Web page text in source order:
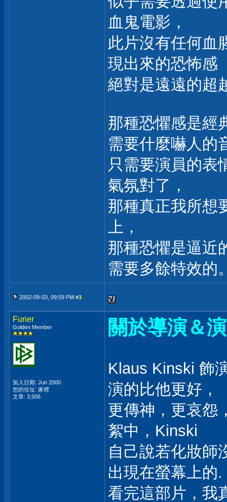
血鬼電影，
此片沒有任何血
現出來的恐怖感
絕對是遠遠的超
那種恐懼感是經
需要什麼嚇人的
只需要演員的表
氣氛對了，
那種真正我所想
上，
那種恐懼是逼近
需要多餘特效的
2002-09-03, 09:59 PM #3
Furier
Golden Member
加入日期: Jun 2000
您的住址: 家裡
文章: 3,506
關於導演＆
Klaus Kinski 飾
演的比他更好，
更傳神，更哀怨
絮中，Kinski
自己說若化妝師
出現在螢幕上的.
看完這部片，我